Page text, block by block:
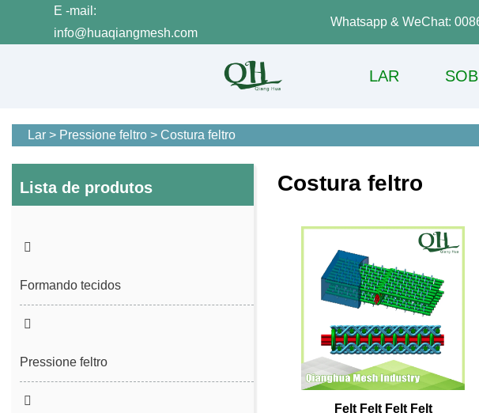
E -mail:
info@huaqiangmesh.com
Whatsapp & WeChat:
LAR
Lar > Pressione feltro > Costura feltro
Lista de produtos
Formando tecidos
Pressione feltro
Costura feltro
Felt Felt Felt Felt